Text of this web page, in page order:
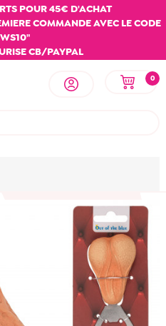
POUR 45€ D'ACHAT
COMMANDE AVEC LE CODE
CB/PAYPAL
0